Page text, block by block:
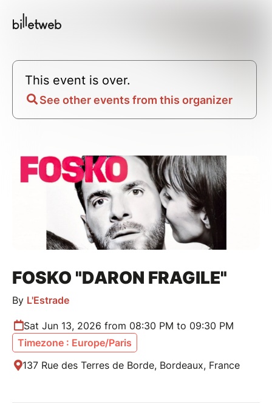
This event is over.
See other events from this organizer
FOSKO "DARON FRAGILE"
By L'Estrade
Sat Jun 13, 2026 from 08:30 PM to 09:30 PM
Timezone : Europe/Paris
137 Rue des Terres de Borde, Bordeaux, France